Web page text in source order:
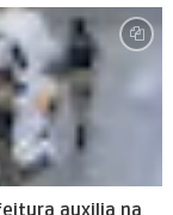
auxilia na